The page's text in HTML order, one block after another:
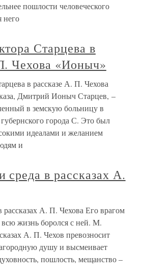
пошлости человеческого
него
Старцева в
Чехова «Ионыч»
в рассказе А. П. Чехова
Дмитрий Ионыч Старцев, –
в земскую больницу в
города С. Это был
идеалами и желанием
и
среда в рассказах А.
рассказах А. П. Чехова Его врагом
жизнь боролся с ней. М.
А. П. Чехов превозносит
душу и высмеивает
пошлость, мещанство –